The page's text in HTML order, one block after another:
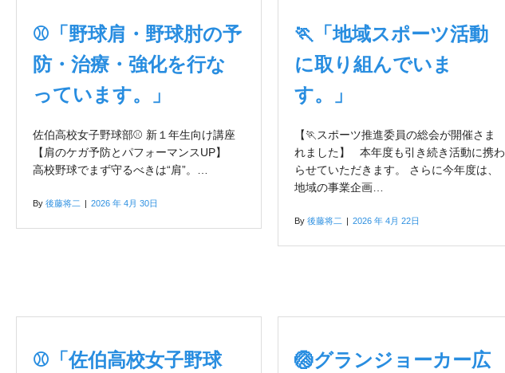
⚾「野球肩・野球肘の予
防・治療・強化を行な
っています。」
佐伯高校女子野球部⚾️ 新１年生向け講座
【肩のケガ予防とパフォーマンスUP】
高校野球でまず守るべきは“肩”。…
By 後藤将二 | 2026 年 4月 30日
🏃「地域スポーツ活動
に取り組んでいま
す。」
【🏃スポーツ推進委員の総会が開催さま
れました】 本年度も引き続き活動に携わ
らせていただきます。 さらに今年度は、
地域の事業企画…
By 後藤将二 | 2026 年 4月 22日
⚾「佐伯高校女子野球
🏐グランジョーカー広